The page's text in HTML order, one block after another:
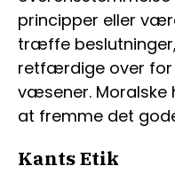
principper eller
træffe
retfærdige over for
væsener. Moralske
at fremme det
Kants Etik